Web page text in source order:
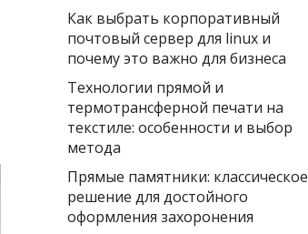
Как выбрать корпоративный
почтовый сервер для linux и
почему это важно для бизнеса
Технологии прямой и
термотрансферной печати на
текстиле: особенности и выбор
метода
Прямые памятники: классическое
решение для достойного
оформления захоронения